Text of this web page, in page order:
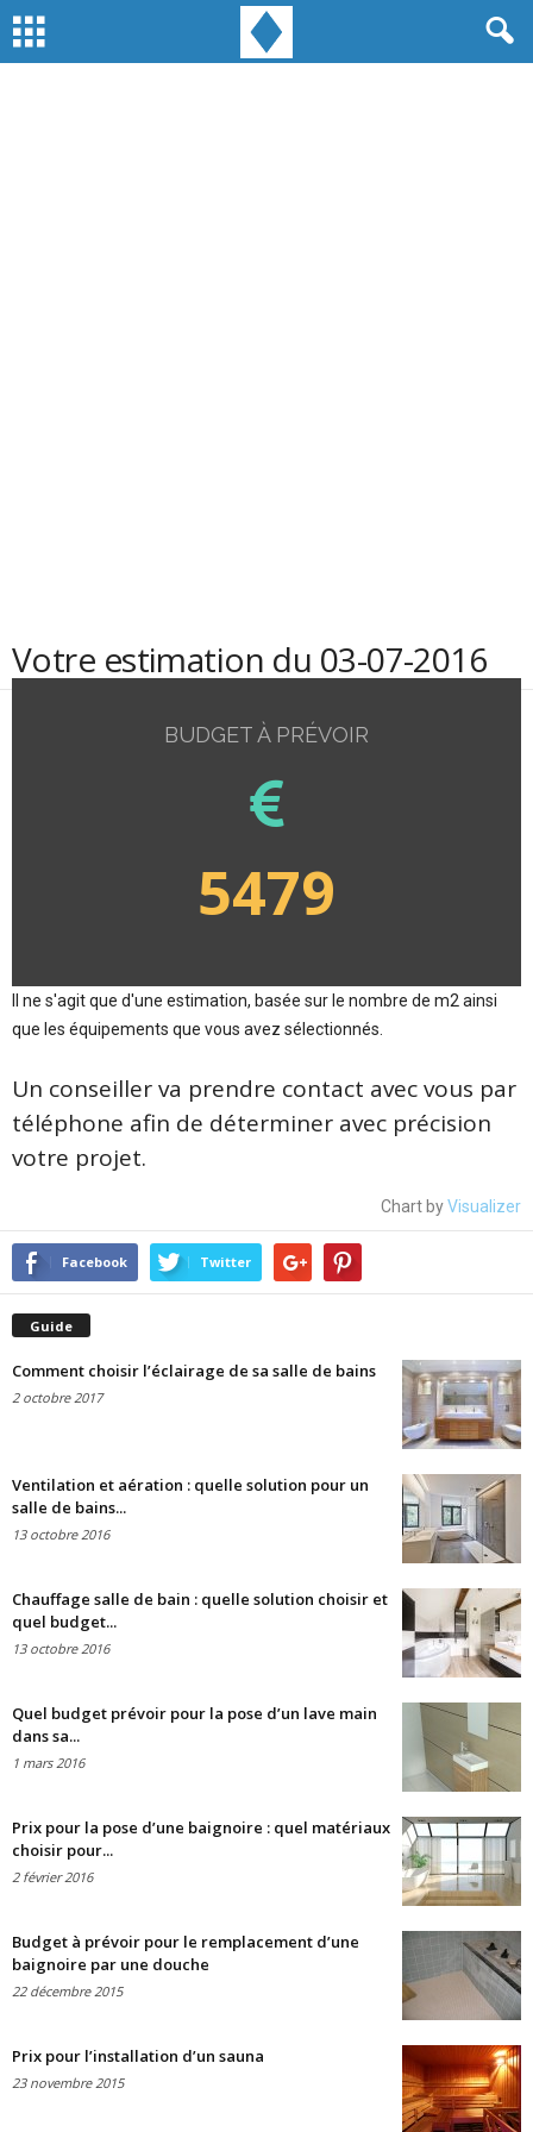
Votre estimation du 03-07-2016
BUDGET À PRÉVOIR
5479
Il ne s'agit que d'une estimation, basée sur le nombre de m2 ainsi
que les équipements que vous avez sélectionnés.
Un conseiller va prendre contact avec vous par
téléphone afin de déterminer avec précision
votre projet.
Chart byVisualizer
Facebook Twitter
Guide
Comment choisir l’éclairage de sa salle de bains
2 octobre 2017
Ventilation et aération : quelle solution pour un
salle de bains...
13 octobre 2016
Chauffage salle de bain : quelle solution choisir et
quel budget...
13 octobre 2016
Quel budget prévoir pour la pose d’un lave main
dans sa...
1 mars 2016
Prix pour la pose d’une baignoire : quel matériaux
choisir pour...
2 février 2016
Budget à prévoir pour le remplacement d’une
baignoire par une douche
22 décembre 2015
Prix pour l’installation d’un sauna
23 novembre 2015